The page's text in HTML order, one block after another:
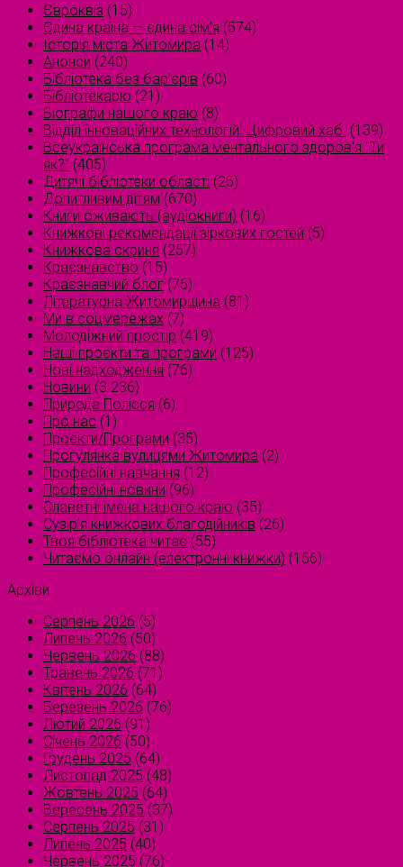
Євроквіз (15)
Єдина країна — єдина сім’я (574)
Історія міста Житомира (14)
Анонси (240)
Бібліотека без бар'єрів (60)
Бібліотекарю (21)
Біографи нашого краю (8)
Відділ інноваційних технологій. Цифровий хаб. (139)
Всеукраїнська програма ментального здоров'я "Ти
як?" (405)
Дитячі бібліотеки області (25)
Допитливим дітям (670)
Книги оживають (аудіокниги) (16)
Книжкові рекомендації зіркових гостей (5)
Книжкова скриня (257)
Краєзнавство (15)
Краєзнавчий блог (75)
Літературна Житомирщина (81)
Ми в соцмережах (7)
Молодіжний простір (419)
Наші проєкти та програми (125)
Нові надходження (76)
Новини (3 236)
Природа Полісся (6)
Про нас (1)
Проєкти/Програми (35)
Прогулянка вулицями Житомира (2)
Професійні навчання (12)
Професійні новини (96)
Славетні імена нашого краю (35)
Сузірʼя книжкових благодійників (26)
Твоя бібліотека читає (55)
Читаємо онлайн (електронні книжки) (156)
Архіви
Серпень 2026 (5)
Липень 2026 (50)
Червень 2026 (88)
Травень 2026 (71)
Квітень 2026 (64)
Березень 2026 (76)
Лютий 2026 (91)
Січень 2026 (50)
Грудень 2025 (64)
Листопад 2025 (48)
Жовтень 2025 (64)
Вересень 2025 (37)
Серпень 2025 (31)
Липень 2025 (40)
Червень 2025 (76)